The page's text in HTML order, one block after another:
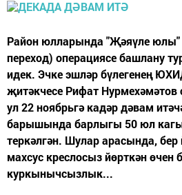
Район юлларында "Җәяүле
переход) операциясе башлану
идек. Эчке эшләр бүлегенең
җитәкчесе Рифат Нурмехәмәтов
ул 22 ноябрьгә кадәр дәвам
барышында барлыгы 50 юл
теркәлгән. Шулар арасында, бер
махсус креслосыз йөрткән өчен
куркынычсызлык...